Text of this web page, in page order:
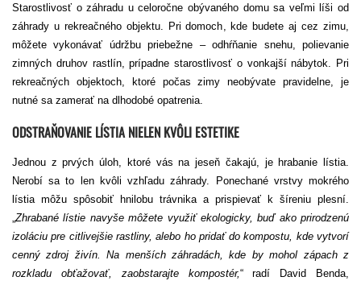
Starostlivosť o záhradu u celoročne obývaného domu sa veľmi líši od
záhrady u rekreačného objektu. Pri domoch, kde budete aj cez zimu,
môžete vykonávať údržbu priebežne – odhŕňanie snehu, polievanie
zimných druhov rastlín, prípadne starostlivosť o vonkajší nábytok. Pri
rekreačných objektoch, ktoré počas zimy neobývate pravidelne, je
nutné sa zamerať na dlhodobé opatrenia.
ODSTRAŇOVANIE LÍSTIA NIELEN KVÔLI ESTETIKE
Jednou z prvých úloh, ktoré vás na jeseň čakajú, je hrabanie lístia.
Nerobí sa to len kvôli vzhľadu záhrady. Ponechané vrstvy mokrého
lístia môžu spôsobiť hnilobu trávnika a prispievať k šíreniu plesní.
„Zhrabané lístie navyše môžete využiť ekologicky, buď ako prirodzenú
izoláciu pre citlivejšie rastliny, alebo ho pridať do kompostu, kde vytvorí
cenný zdroj živín. Na menších záhradách, kde by mohol zápach z
rozkladu obťažovať, zaobstarajte kompostér,“ radí David Benda,